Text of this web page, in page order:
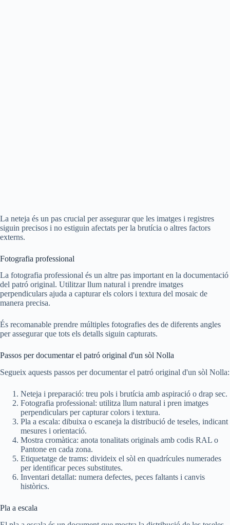
La neteja és un pas crucial per assegurar que les imatges i registres
siguin precisos i no estiguin afectats per la brutícia o altres factors
externs.
Fotografia professional
La fotografia professional és un altre pas important en la documentació
del patró original. Utilitzar llum natural i prendre imatges
perpendiculars ajuda a capturar els colors i textura del mosaic de
manera precisa.
És recomanable prendre múltiples fotografies des de diferents angles
per assegurar que tots els detalls siguin capturats.
Passos per documentar el patró original d'un sòl Nolla
Segueix aquests passos per documentar el patró original d'un sòl Nolla:
Neteja i preparació: treu pols i brutícia amb aspiració o drap sec.
Fotografia professional: utilitza llum natural i pren imatges
perpendiculars per capturar colors i textura.
Pla a escala: dibuixa o escaneja la distribució de teseles, indicant
mesures i orientació.
Mostra cromàtica: anota tonalitats originals amb codis RAL o
Pantone en cada zona.
Etiquetatge de trams: divideix el sòl en quadrícules numerades
per identificar peces substitutes.
Inventari detallat: numera defectes, peces faltants i canvis
històrics.
Pla a escala